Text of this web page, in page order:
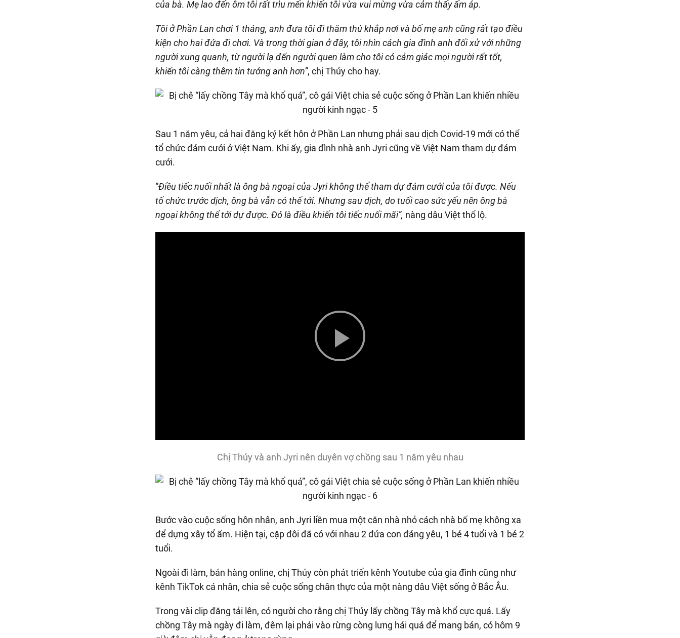
của bà. Mẹ lao đến ôm tôi rất trìu mến khiến tôi vừa vui mừng vừa cảm thấy ấm áp.
Tôi ở Phần Lan chơi 1 tháng, anh đưa tôi đi thăm thú khắp nơi và bố mẹ anh cũng rất tạo điều
kiện cho hai đứa đi chơi. Và trong thời gian ở đây, tôi nhìn cách gia đình anh đối xử với những
người xung quanh, từ người lạ đến người quen làm cho tôi có cảm giác mọi người rất tốt,
khiến tôi càng thêm tin tưởng anh hơn”, chị Thúy cho hay.
Sau 1 năm yêu, cả hai đăng ký kết hôn ở Phần Lan nhưng phải sau dịch Covid-19 mới có thể
tổ chức đám cưới ở Việt Nam. Khi ấy, gia đình nhà anh Jyri cũng về Việt Nam tham dự đám
cưới.
“Điều tiếc nuối nhất là ông bà ngoại của Jyri không thể tham dự đám cưới của tôi được. Nếu
tổ chức trước dịch, ông bà vẫn có thể tới. Nhưng sau dịch, do tuổi cao sức yếu nên ông bà
ngoại không thể tới dự được. Đó là điều khiến tôi tiếc nuối mãi”, nàng dâu Việt thổ lộ.
Play
Chị Thúy và anh Jyri nên duyên vợ chồng sau 1 năm yêu nhau
Bước vào cuộc sống hôn nhân, anh Jyri liền mua một căn nhà nhỏ cách nhà bố mẹ không xa
để dựng xây tổ ấm. Hiện tại, cặp đôi đã có với nhau 2 đứa con đáng yêu, 1 bé 4 tuổi và 1 bé 2
tuổi.
Ngoài đi làm, bán hàng online, chị Thúy còn phát triển kênh Youtube của gia đình cũng như
kênh TikTok cá nhân, chia sẻ cuộc sống chân thực của một nàng dâu Việt sống ở Bắc Âu.
Trong vài clip đăng tải lên, có người cho rằng chị Thúy lấy chồng Tây mà khổ cực quá. Lấy
chồng Tây mà ngày đi làm, đêm lại phải vào rừng còng lưng hái quả để mang bán, có hôm 9